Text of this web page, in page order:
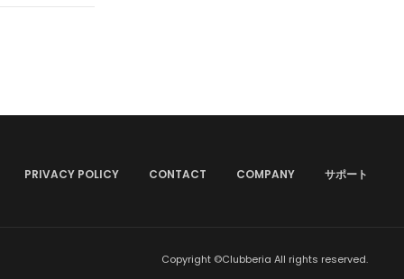
PRIVACY POLICY CONTACT COMPANY サポート
Copyright ©Clubberia All rights reserved.